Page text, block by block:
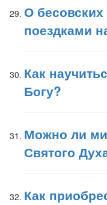
О
поездками
Как
Богу?
Можно ли
Святого
Как